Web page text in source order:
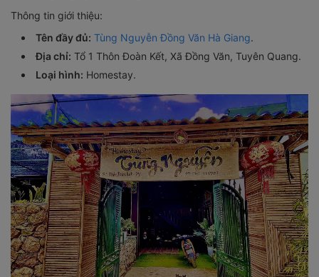
Thông tin giới thiệu:
Tên đầy đủ: Tùng Nguyễn Đồng Văn Hà Giang.
Địa chỉ: Tổ 1 Thôn Đoàn Kết, Xã Đồng Văn, Tuyên Quang.
Loại hình: Homestay.